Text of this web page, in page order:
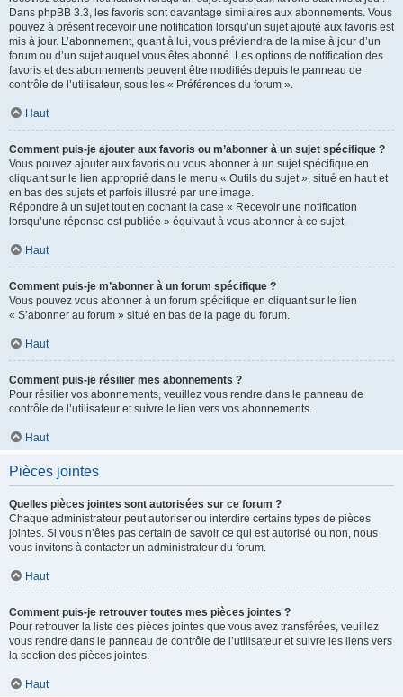
Dans phpBB 3.3, les favoris sont davantage similaires aux abonnements. Vous
pouvez à présent recevoir une notification lorsqu’un sujet ajouté aux favoris est
mis à jour. L’abonnement, quant à lui, vous préviendra de la mise à jour d’un
forum ou d’un sujet auquel vous êtes abonné. Les options de notification des
favoris et des abonnements peuvent être modifiés depuis le panneau de
contrôle de l’utilisateur, sous les « Préférences du forum ».
Haut
Comment puis-je ajouter aux favoris ou m’abonner à un sujet spécifique ?
Vous pouvez ajouter aux favoris ou vous abonner à un sujet spécifique en
cliquant sur le lien approprié dans le menu « Outils du sujet », situé en haut et
en bas des sujets et parfois illustré par une image.
Répondre à un sujet tout en cochant la case « Recevoir une notification
lorsqu’une réponse est publiée » équivaut à vous abonner à ce sujet.
Haut
Comment puis-je m’abonner à un forum spécifique ?
Vous pouvez vous abonner à un forum spécifique en cliquant sur le lien
« S’abonner au forum » situé en bas de la page du forum.
Haut
Comment puis-je résilier mes abonnements ?
Pour résilier vos abonnements, veuillez vous rendre dans le panneau de
contrôle de l’utilisateur et suivre le lien vers vos abonnements.
Haut
Pièces jointes
Quelles pièces jointes sont autorisées sur ce forum ?
Chaque administrateur peut autoriser ou interdire certains types de pièces
jointes. Si vous n’êtes pas certain de savoir ce qui est autorisé ou non, nous
vous invitons à contacter un administrateur du forum.
Haut
Comment puis-je retrouver toutes mes pièces jointes ?
Pour retrouver la liste des pièces jointes que vous avez transférées, veuillez
vous rendre dans le panneau de contrôle de l’utilisateur et suivre les liens vers
la section des pièces jointes.
Haut